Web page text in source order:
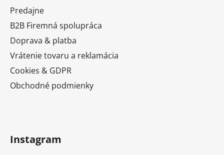
Predajne
B2B Firemná spolupráca
Doprava & platba
Vrátenie tovaru a reklamácia
Cookies & GDPR
Obchodné podmienky
Instagram